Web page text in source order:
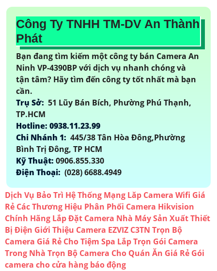
Công Ty TNHH TM-DV An Thành
Phát
Bạn đang tìm kiếm một công ty bán Camera An
Ninh VP-4390BP với dịch vụ nhanh chóng và
tận tâm? Hãy tìm đến công ty tốt nhất mà bạn
cần.
Trụ Sở: 51 Lũy Bán Bích, Phường Phú Thạnh,
TP.HCM
Hotline: 0938.11.23.99
Chi Nhánh 1: 445/38 Tân Hòa Đông,Phường
Bình Trị Đông, TP HCM
Kỹ Thuật: 0906.855.330
Điện Thoại: (028) 6688.4949
Dịch Vụ Bảo Trì Hệ Thống Mạng Lăp Camera Wifi Giá
Rẻ Các Thương Hiệu Phân Phối Camera Hikvision
Chính Hãng Lắp Đặt Camera Nhà Máy Sản Xuất Thiết
Bị Điện Giới Thiệu Camera EZVIZ C3TN Trọn Bộ
Camera Giá Rẻ Cho Tiệm Spa Lắp Trọn Gói Camera
Trong Nhà Trọn Bộ Camera Cho Quán Ăn Giá Rẻ Gói
camera cho cửa hàng báo động